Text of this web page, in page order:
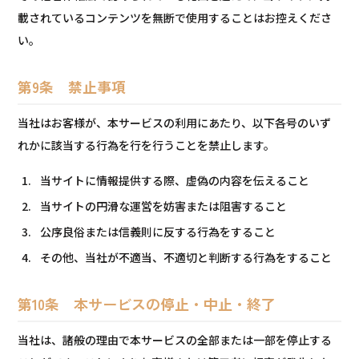
載されているコンテンツを無断で使用することはお控えくださ
い。
第9条 禁止事項
当社はお客様が、本サービスの利用にあたり、以下各号のいず
れかに該当する行為を行を行うことを禁止します。
当サイトに情報提供する際、虚偽の内容を伝えること
当サイトの円滑な運営を妨害または阻害すること
公序良俗または信義則に反する行為をすること
その他、当社が不適当、不適切と判断する行為をすること
第10条 本サービスの停止・中止・終了
当社は、諸般の理由で本サービスの全部または一部を停止する